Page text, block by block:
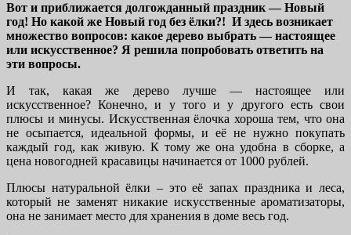
Вот и приближается долгожданный праздник — Новый
год! Но какой же Новый год без ёлки?! И здесь возникает
множество вопросов: какое дерево выбрать — настоящее
или искусственное? Я решила попробовать ответить на
эти вопросы.
И так, какая же дерево лучше — настоящее или
искусственное? Конечно, и у того и у другого есть свои
плюсы и минусы. Искусственная ёлочка хороша тем, что она
не осыпается, идеальной формы, и её не нужно покупать
каждый год, как живую. К тому же она удобна в сборке, а
цена новогодней красавицы начинается от 1000 рублей.
Плюсы натуральной ёлки – это её запах праздника и леса,
который не заменят никакие искусственные ароматизаторы,
она не занимает место для хранения в доме весь год.